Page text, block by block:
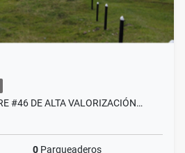
#46 DE ALTA VALORIZACIÓN…
0 Parqueaderos